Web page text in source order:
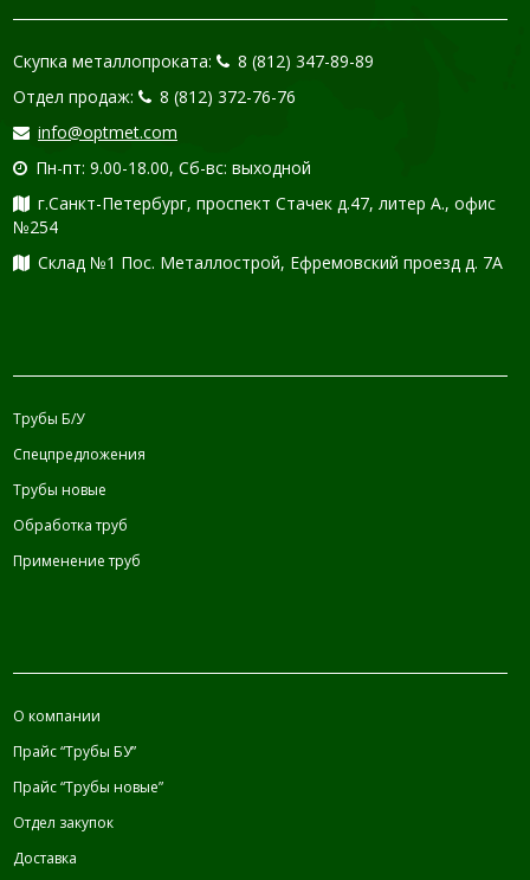
Скупка металлопроката:
8 (812) 347-89-89
Отдел продаж:
8 (812) 372-76-76
info@optmet.com
Пн-пт: 9.00-18.00, Сб-вс: выходной
г.Санкт-Петербург, проспект Стачек д.47, литер А., офис
№254
Склад №1 Пос. Металлострой, Ефремовский проезд д. 7А
Трубы Б/У
Спецпредложения
Трубы новые
Обработка труб
Применение труб
О компании
Прайс “Трубы БУ”
Прайс “Трубы новые”
Отдел закупок
Доставка